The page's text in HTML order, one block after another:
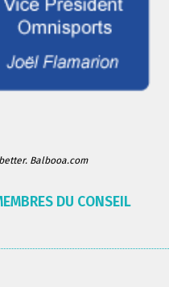
Balbooa.com
DU CONSEIL